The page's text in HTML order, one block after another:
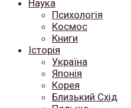
Наука
Психологія
Космос
Книги
Історія
Україна
Японія
Корея
Близький Схід